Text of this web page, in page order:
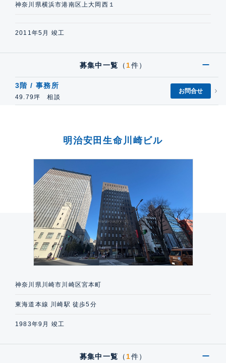
神奈川県横浜市港南区上大岡西１
2011年5月 竣工
募集中一覧 （ 1件）
3階 / 事務所
49.79坪 相談
お問合せ
明治安田生命川崎ビル
神奈川県川崎市川崎区宮本町
東海道本線 川崎駅 徒歩5分
1983年9月 竣工
募集中一覧 （ 1件）